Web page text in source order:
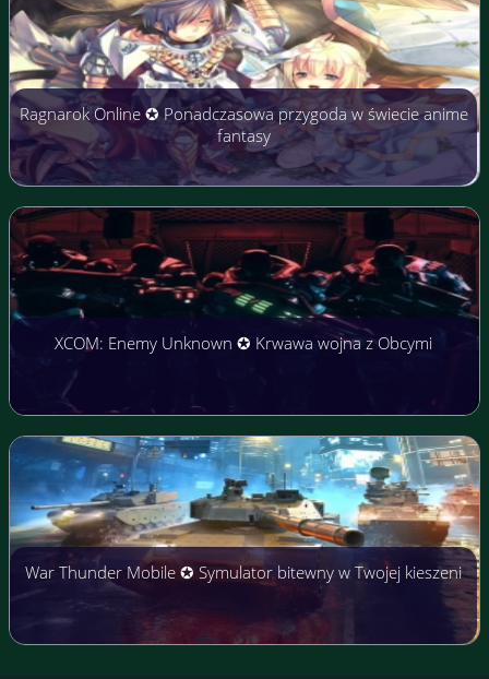
Ragnarok Online ✪ Ponadczasowa przygoda w świecie anime
fantasy
XCOM: Enemy Unknown ✪ Krwawa wojna z Obcymi
War Thunder Mobile ✪ Symulator bitewny w Twojej kieszeni